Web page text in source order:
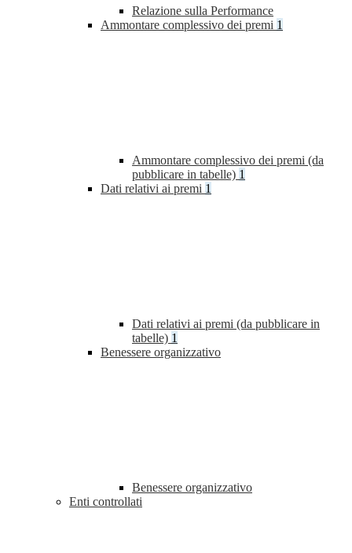
Relazione sulla Performance
Ammontare complessivo dei premi 1
Ammontare complessivo dei premi (da
pubblicare in tabelle) 1
Dati relativi ai premi 1
Dati relativi ai premi (da pubblicare in
tabelle) 1
Benessere organizzativo
Benessere organizzativo
Enti controllati